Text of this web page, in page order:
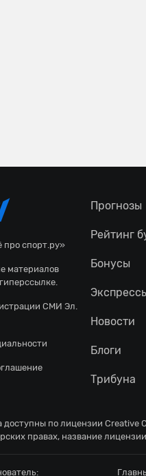
спорт.ру»
материалов
СМИ Эл.
Прогнозы
Рейтинг
Бонусы
Новости
Блоги
Трибуна
доступны по лицензии Creative
правах, название